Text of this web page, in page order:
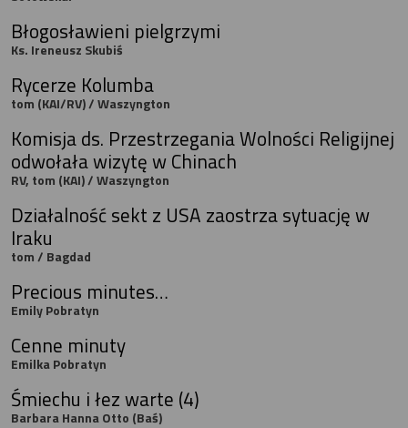
Błogosławieni pielgrzymi
Ks. Ireneusz Skubiś
Rycerze Kolumba
tom (KAI/RV) / Waszyngton
Komisja ds. Przestrzegania Wolności Religijnej
odwołała wizytę w Chinach
RV, tom (KAI) / Waszyngton
Działalność sekt z USA zaostrza sytuację w
Iraku
tom / Bagdad
Precious minutes…
Emily Pobratyn
Cenne minuty
Emilka Pobratyn
Śmiechu i łez warte (4)
Barbara Hanna Otto (Baś)